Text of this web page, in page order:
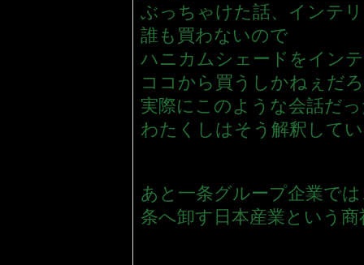
ぶっちゃけた話、インテ
誰も買わないので
ハニカムシェードをイン
ココから買うしかねぇだ
実際にこのような会話だ
わたくしはそう解釈して
あと一条グループ企業で
条へ卸す日本産業という